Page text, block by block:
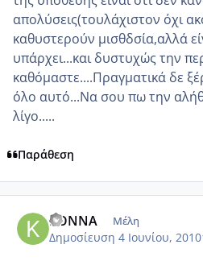
απολύσεις(τουλάχιστον όχι
καθυστερούν μισθδσία,αλλά
υπάρχει...και δυστυχώς την
καθόμαστε....Πραγματικά δε
όλο αυτό...Να σου πω την
λίγο.....
Παράθεση
KONNA Μέλη
Δημοσίευση 4 Ιουνίου, 2010